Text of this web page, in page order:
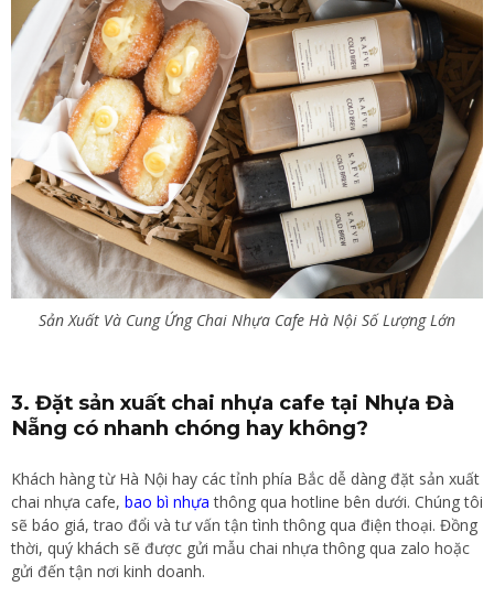
Sản Xuất Và Cung Ứng Chai Nhựa Cafe Hà Nội Số Lượng Lớn
3. Đặt sản xuất chai nhựa cafe tại Nhựa Đà
Nẵng có nhanh chóng hay không?
Khách hàng từ Hà Nội hay các tỉnh phía Bắc dễ dàng đặt sản xuất
chai nhựa cafe, bao bì nhựa thông qua hotline bên dưới. Chúng tôi
sẽ báo giá, trao đổi và tư vấn tận tình thông qua điện thoại. Đồng
thời, quý khách sẽ được gửi mẫu chai nhựa thông qua zalo hoặc
gửi đến tận nơi kinh doanh.